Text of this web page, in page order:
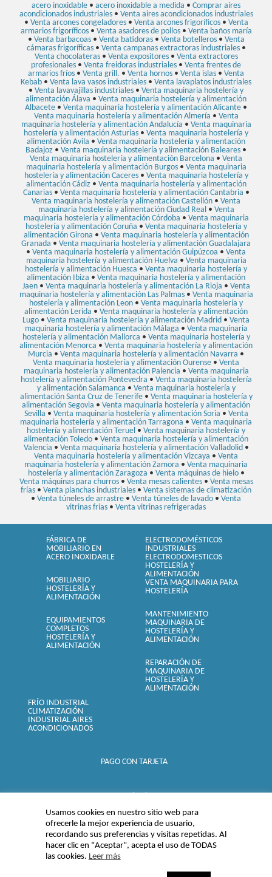
acero inoxidable • acero inoxidable a medida • Comprar aires
acondicionados industriales• Venta aires acondicionados industriales
• Venta arcones congeladores• Venta arcones frigoríficos• Venta
armarios frigoríficos• Venta asadores de pollos• Venta baños maría
• Venta barbacoas• Venta batidoras• Venta botelleros• Venta
cámaras frigoríficas• Venta campanas extractoras industriales•
Venta chocolateras• Venta expositores• Venta extractores
profesionales • Venta freidoras industriales • Venta frentes de
armarios fríos • Venta grill. • Venta hornos • Venta islas • Venta
Kebab • Venta lava vasos industriales • Venta lavaplatos industriales
• Venta lavavajillas industriales • Venta maquinaria hostelería y
alimentación Álava • Venta maquinaria hostelería y alimentación
Albacete • Venta maquinaria hostelería y alimentación Alicante •
Venta maquinaria hostelería y alimentación Almería • Venta
maquinaria hostelería y alimentación Andalucía • Venta maquinaria
hostelería y alimentación Asturias • Venta maquinaria hostelería y
alimentación Avila • Venta maquinaria hostelería y alimentación
Badajoz • Venta maquinaria hostelería y alimentación Baleares •
Venta maquinaria hostelería y alimentación Barcelona • Venta
maquinaria hostelería y alimentación Burgos• Venta maquinaria
hostelería y alimentación Caceres• Venta maquinaria hostelería y
alimentación Cádiz • Venta maquinaria hostelería y alimentación
Canarias• Venta maquinaria hostelería y alimentación Cantabria •
Venta maquinaria hostelería y alimentación Castellón • Venta
maquinaria hostelería y alimentación Ciudad Real • Venta
maquinaria hostelería y alimentación Córdoba • Venta maquinaria
hostelería y alimentación Coruña • Venta maquinaria hostelería y
alimentación Girona • Venta maquinaria hostelería y alimentación
Granada • Venta maquinaria hostelería y alimentación Guadalajara
• Venta maquinaria hostelería y alimentación Guipúzcoa • Venta
maquinaria hostelería y alimentación Huelva • Venta maquinaria
hostelería y alimentación Huesca • Venta maquinaria hostelería y
alimentación Ibiza • Venta maquinaria hostelería y alimentación
Jaen• Venta maquinaria hostelería y alimentación La Rioja • Venta
maquinaria hostelería y alimentación Las Palmas• Venta maquinaria
hostelería y alimentación Leon • Venta maquinaria hostelería y
alimentación Lerida • Venta maquinaria hostelería y alimentación
Lugo • Venta maquinaria hostelería y alimentación Madrid • Venta
maquinaria hostelería y alimentación Málaga • Venta maquinaria
hostelería y alimentación Mallorca • Venta maquinaria hostelería y
alimentación Menorca • Venta maquinaria hostelería y alimentación
Murcia • Venta maquinaria hostelería y alimentación Navarra •
Venta maquinaria hostelería y alimentación Ourense • Venta
maquinaria hostelería y alimentación Palencia • Venta maquinaria
hostelería y alimentación Pontevedra • Venta maquinaria hostelería
y alimentación Salamanca • Venta maquinaria hostelería y
alimentación Santa Cruz de Tenerife• Venta maquinaria hostelería y
alimentación Segovia • Venta maquinaria hostelería y alimentación
Sevilla • Venta maquinaria hostelería y alimentación Soria • Venta
maquinaria hostelería y alimentación Tarragona • Venta maquinaria
hostelería y alimentación Teruel • Venta maquinaria hostelería y
alimentación Toledo • Venta maquinaria hostelería y alimentación
Valencia • Venta maquinaria hostelería y alimentación Valladolid •
Venta maquinaria hostelería y alimentación Vizcaya • Venta
maquinaria hostelería y alimentación Zamora • Venta maquinaria
hostelería y alimentación Zaragoza • Venta máquinas de hielo•
Venta máquinas para churros• Venta mesas calientes• Venta mesas
frías • Venta planchas industriales • Venta sistemas de climatización
• Venta túneles de arrastre • Venta túneles de lavado • Venta
vitrinas frias • Venta vitrinas refrigeradas
FÁBRICA DE
MOBILIARIO EN
ACERO INOXIDABLE
MOBILIARIO
HOSTELERÍA Y
ALIMENTACIÓN
EQUIPAMIENTOS
COMPLETOS
HOSTELERÍA Y
ALIMENTACIÓN
ELECTRODOMÉSTICOS
INDUSTRIALES
ELECTRODOMESTICOS
HOSTELERÍA Y
ALIMENTACIÓN
VENTA MAQUINARIA PARA
HOSTELERÍA
MANTENIMIENTO
MAQUINARIA DE
HOSTELERÍA Y
ALIMENTACIÓN
REPARACIÓN DE
MAQUINARIA DE
HOSTELERÍA Y
ALIMENTACIÓN
FRÍO INDUSTRIAL
CLIMATIZACIÓN
INDUSTRIAL AIRES
ACONDICIONADOS
PAGO CON TARJETA
© 2015 InoxfrioAlbacetense SL |
Usamos cookies en nuestro sitio web para
ofrecerle la mejor experiencia de usuario,
recordando sus preferencias y visitas repetidas. Al
hacer clic en "Aceptar", acepta el uso de TODAS
las cookies. Leer más